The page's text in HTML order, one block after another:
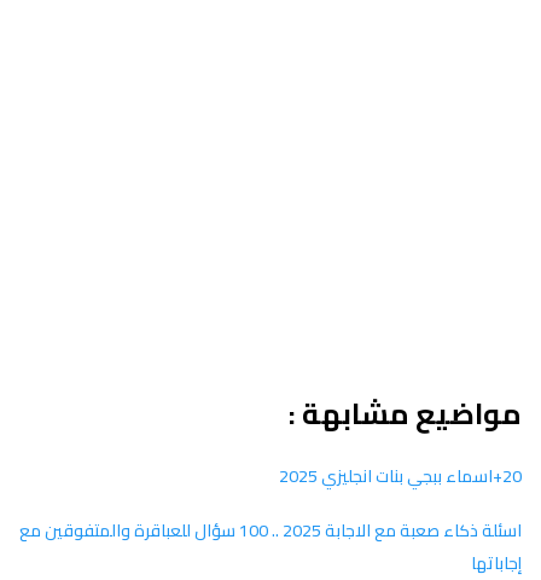
مواضيع مشابهة :
20+اسماء ببجي بنات انجليزي 2025
اسئلة ذكاء صعبة مع الاجابة 2025 .. 100 سؤال للعباقرة والمتفوقين مع
إجاباتها